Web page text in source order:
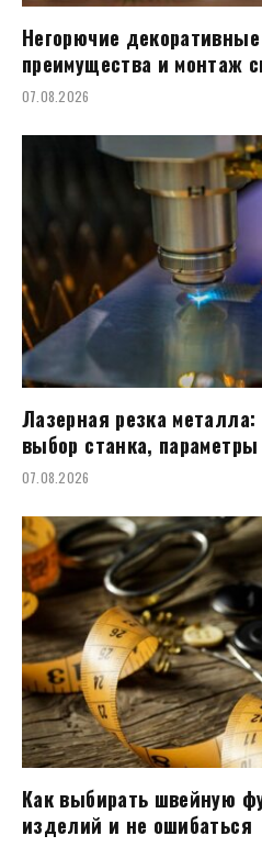
Негорючие
преимущества и монтаж
07.08.2026
Лазерная резка
выбор станка,
07.08.2026
Как выбирать швейную
изделий и не ошибаться